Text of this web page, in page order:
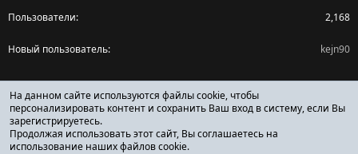
Пользователи 2,168
Новый пользователь kejn90
Поделиться страницей
Facebook
X (Twitter)
Reddit
На данном сайте используются файлы cookie, чтобы
персонализировать контент и сохранить Ваш вход в систему, если Вы
зарегистрируетесь.
Продолжая использовать этот сайт, Вы соглашаетесь на
использование наших файлов cookie.